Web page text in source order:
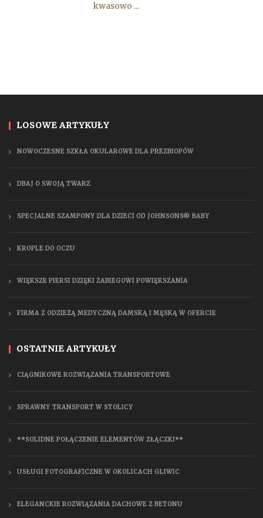
kwasowo ...
LOSOWE ARTYKUŁY
NOWOCZESNE SZKŁA OKULAROWE DLA PREZBIOPÓW
DBAJ O SWOJĄ TWARZ
SPECJALNE SZAMPONY DLA DZIECI OD JOHNSONS® BABY
KROPLE DO OCZU
WIĘKSZE PIERSI DZIĘKI ZABIEGOWI POWIĘKSZANIA
FIRMA Z ODZIEŻĄ MEDYCZNĄ DAMSKĄ I MĘSKĄ W OFERCIE
OSTATNIE ARTYKUŁY
CIĄGNIKOWE ROZWIĄZANIA TRANSPORTOWE
SPRAWNY TRANSPORT W STOLICY
**SOLIDNE POŁĄCZENIE ELEMENTÓW ZŁĄCZKI**
USŁUGI FOTOGRAFICZNE W OKOLICACH GLIWIC
ELEGANCKIE ROZWIĄZANIA DACHOWE Z BETONU